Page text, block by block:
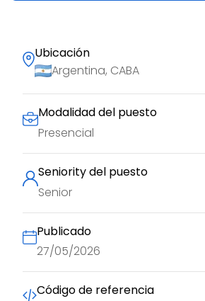
Ubicación
Argentina, CABA
Modalidad del puesto
Presencial
Seniority del puesto
Senior
Publicado
27/05/2026
Código de referencia